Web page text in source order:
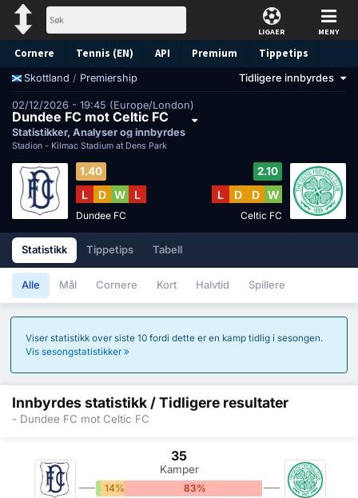
LIGAER MENY
Cornere Tennis (EN) API Premium Tippetips
Skottland / Premiership Tidligere innbyrdes
02/12/2026 - 19:45 (Europe/London)
Dundee FC mot Celtic FC
Statistikker, Analyser og innbyrdes
Stadion - Kilmac Stadium at Dens Park
1.40
L D W L
Dundee FC
2.10
L D D W
Celtic FC
Statistikk Tippetips Tabell
Alle Mål Cornere Kort Halvtid Spillere
Viser statistikk over siste 10 fordi dette er en kamp tidlig i sesongen.
Vis sesongstatistikker
Innbyrdes statistikk / Tidligere resultater
- Dundee FC mot Celtic FC
35
Kamper
3%
14% 83%